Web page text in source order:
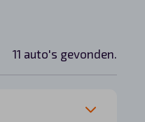
11 auto's gevonden.